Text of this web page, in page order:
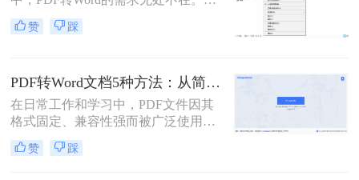
么pdf怎么转换成word呢？本文将系统
解析5种主流方法，涵盖不同场景，
赞 踩
PDF转Word文档5种方法：从简单复制到专业软件的适用范围！
在日常工作和学习中，PDF文件因其
格式固定、兼容性强而被广泛使用。
然而，PDF的静态特性也带来了编辑
困难的问题。为了便于修改和协作，
赞 踩